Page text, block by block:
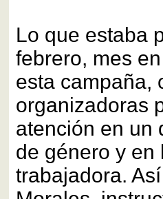
Lo que estaba
febrero, mes
esta campaña,
organizadoras
atención en un
de género y en
trabajadora.